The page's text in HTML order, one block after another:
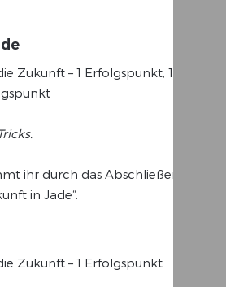
Zukunft – 1 Erfolgspunkt, 1
ihr durch das Abschließen der
in Jade“.
Zukunft – 1 Erfolgspunkt